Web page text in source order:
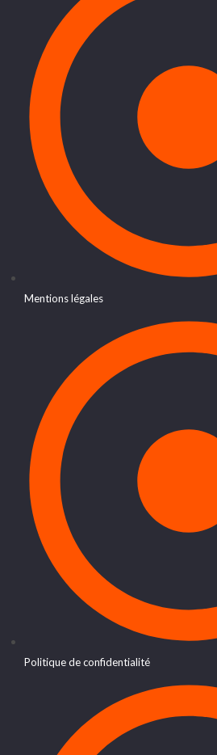
Mentions légales
Politique de confidentialité